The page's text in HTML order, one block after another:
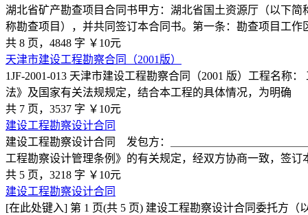
湖北省矿产勘查项目合同书甲方：湖北省国土资源厅（以下
称勘查项目），并共同签订本合同书。第一条：勘查项目工作
共 8 页，4848 字 ￥10元
天津市建设工程勘察合同（2001版）
1JF-2001-013 天津市建设工程勘察合同（2001 版）工程名称
法》及国家有关法规规定，结合本工程的具体情况，为明确
共 7 页，3537 字 ￥10元
建设工程勘察设计合同
建设工程勘察设计合同 发包方：＿＿＿＿＿＿＿＿＿＿＿
工程勘察设计管理条例》的有关规定，经双方协商一致，签
共 5 页，3218 字 ￥10元
建设工程勘察设计合同
[在此处键入] 第 1 页(共 5 页) 建设工程勘察设计合同委托方